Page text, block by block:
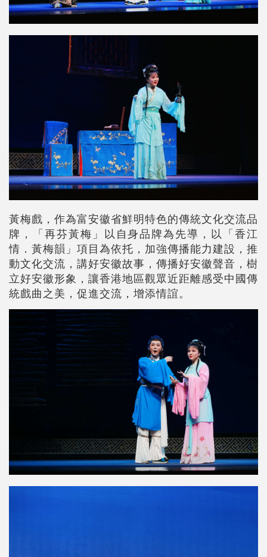
黃梅戲，作為富安徽省鮮明特色的傳統文化交流品
牌，「再芬黃梅」以自身品牌為先導，以「香江
情．黃梅韻」項目為依托，加強傳播能力建設，推
動文化交流，講好安徽故事，傳播好安徽聲音，樹
立好安徽形象，讓香港地區觀眾近距離感受中國傳
統戲曲之美，促進交流，增添情誼。